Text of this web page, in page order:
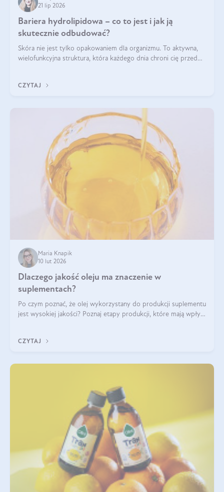
21 lip 2026
Bariera hydrolipidowa – co to jest i jak ją
skutecznie odbudować?
Skóra nie jest tylko opakowaniem dla organizmu. To aktywna,
wielofunkcyjna struktura, która każdego dnia chroni cię przed
bariera hydrolipidowa.
CZYTAJ
Maria Knapik
10 lut 2026
Dlaczego jakość oleju ma znaczenie w
suplementach?
Po czym poznać, że olej wykorzystany do produkcji suplementu
jest wysokiej jakości? Poznaj etapy produkcji, które mają wpływ
CZYTAJ